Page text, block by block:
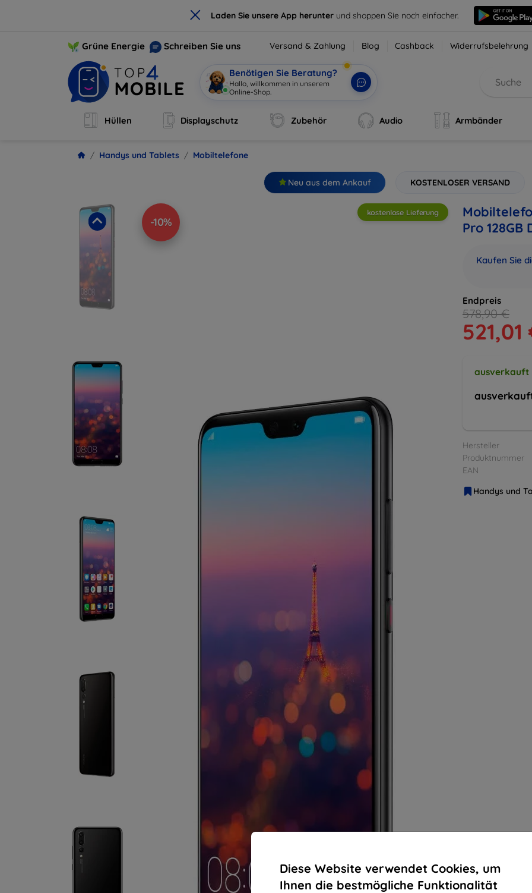
× Laden Sie unsere App herunter und shoppen Sie noch einfacher.
Diese Website verwendet Cookies, um
Ihnen die bestmögliche Funktionalität
Grüne Energie Schreiben Sie uns Versand & Zahlung Blog Cashback Widerrufsbelehrung
Benötigen Sie Beratung?
Hallo, willkommen in unser|
Hüllen Displayschutz Zubehör Audio Armbänder
Handys und Tablets Mobiltelefone
Neu aus dem Ankauf KOSTENLOSER VERSAND
-10%
kostenlose Lieferung
Pro 128GB
Kaufen Sie
Endpreis
578,90 €
521,01
ausverkauft
Hersteller
Produktnummer
EAN
Handys und